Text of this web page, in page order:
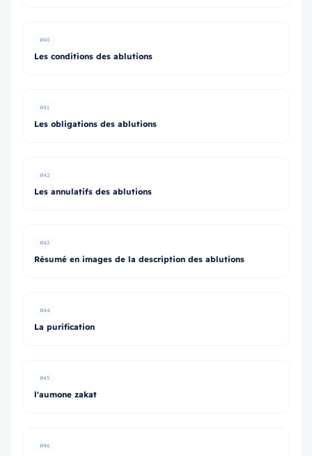
#40
Les conditions des ablutions
#41
Les obligations des ablutions
#42
Les annulatifs des ablutions
#43
Résumé en images de la description des ablutions
#44
La purification
#45
l'aumone zakat
#46